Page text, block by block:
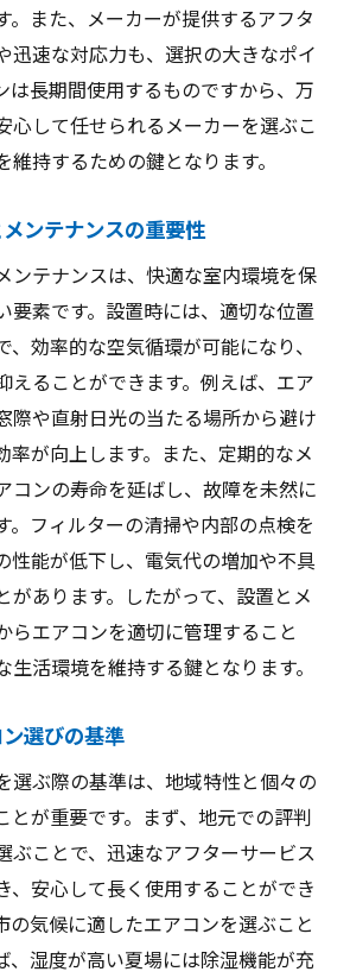
。また、メーカーが提供するアフタ
迅速な対応力も、選択の大きなポイ
は長期間使用するものですから、万
心して任せられるメーカーを選ぶこ
維持するための鍵となります。
ンテナンスの重要性
ンテナンスは、快適な室内環境を保
要素です。設置時には、適切な位置
、効率的な空気循環が可能になり、
えることができます。例えば、エア
際や直射日光の当たる場所から避け
率が向上します。また、定期的なメ
コンの寿命を延ばし、故障を未然に
。フィルターの清掃や内部の点検を
性能が低下し、電気代の増加や不具
があります。したがって、設置とメ
らエアコンを適切に管理すること
活環境を維持する鍵となります。
選びの基準
選ぶ際の基準は、地域特性と個々の
とが重要です。まず、地元での評判
ぶことで、迅速なアフターサービス
、安心して長く使用することができ
の気候に適したエアコンを選ぶこと
、湿度が高い夏場には除湿機能が充